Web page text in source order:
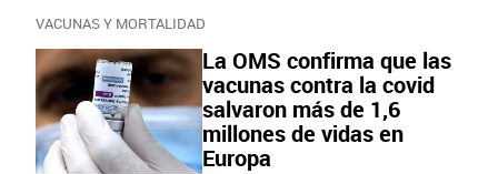
VACUNAS Y MORTALIDAD
La OMS confirma que las
vacunas contra la covid
salvaron más de 1,6
millones de vidas en
Europa